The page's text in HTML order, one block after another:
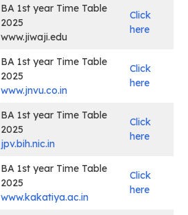
BA 1st year Time Table
2025
www.jiwaji.edu
Click
here
BA 1st year Time Table
2025
www.jnvu.co.in
Click
here
BA 1st year Time Table
2025
jpv.bih.nic.in
Click
here
BA 1st year Time Table
2025
www.kakatiya.ac.in
Click
here